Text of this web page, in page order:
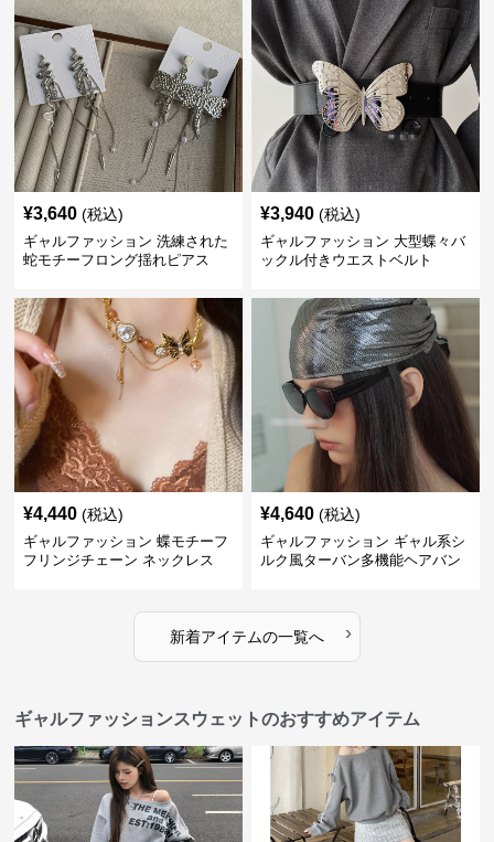
¥3,640 (税込)
ギャルファッション 洗練された
蛇モチーフロング揺れピアス
¥3,940 (税込)
ギャルファッション 大型蝶々バ
ックル付きウエストベルト
¥4,440 (税込)
ギャルファッション 蝶モチーフ
フリンジチェーン ネックレス
¥4,640 (税込)
ギャルファッション ギャル系シ
ルク風ターバン多機能ヘアバン
新着アイテムの一覧へ ›
ギャルファッションスウェットのおすすめアイテム